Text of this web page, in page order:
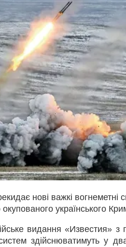
нові важкі
українського
видання «Известия»
здійснюватимуть у